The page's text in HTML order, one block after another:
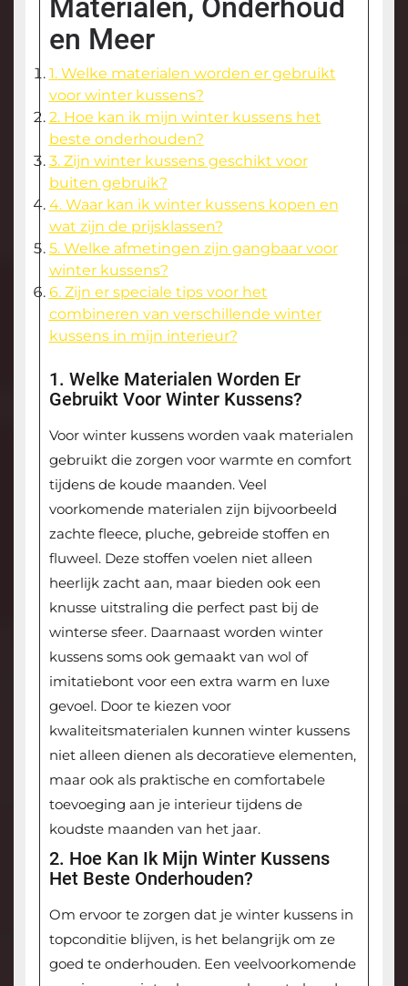
Materialen, Onderhoud
en Meer
1. Welke materialen worden er gebruikt
voor winter kussens?
2. Hoe kan ik mijn winter kussens het
beste onderhouden?
3. Zijn winter kussens geschikt voor
buiten gebruik?
4. Waar kan ik winter kussens kopen en
wat zijn de prijsklassen?
5. Welke afmetingen zijn gangbaar voor
winter kussens?
6. Zijn er speciale tips voor het
combineren van verschillende winter
kussens in mijn interieur?
1. Welke Materialen Worden Er
Gebruikt Voor Winter Kussens?
Voor winter kussens worden vaak materialen
gebruikt die zorgen voor warmte en comfort
tijdens de koude maanden. Veel
voorkomende materialen zijn bijvoorbeeld
zachte fleece, pluche, gebreide stoffen en
fluweel. Deze stoffen voelen niet alleen
heerlijk zacht aan, maar bieden ook een
knusse uitstraling die perfect past bij de
winterse sfeer. Daarnaast worden winter
kussens soms ook gemaakt van wol of
imitatiebont voor een extra warm en luxe
gevoel. Door te kiezen voor
kwaliteitsmaterialen kunnen winter kussens
niet alleen dienen als decoratieve elementen,
maar ook als praktische en comfortabele
toevoeging aan je interieur tijdens de
koudste maanden van het jaar.
2. Hoe Kan Ik Mijn Winter Kussens
Het Beste Onderhouden?
Om ervoor te zorgen dat je winter kussens in
topconditie blijven, is het belangrijk om ze
goed te onderhouden. Een veelvoorkomende